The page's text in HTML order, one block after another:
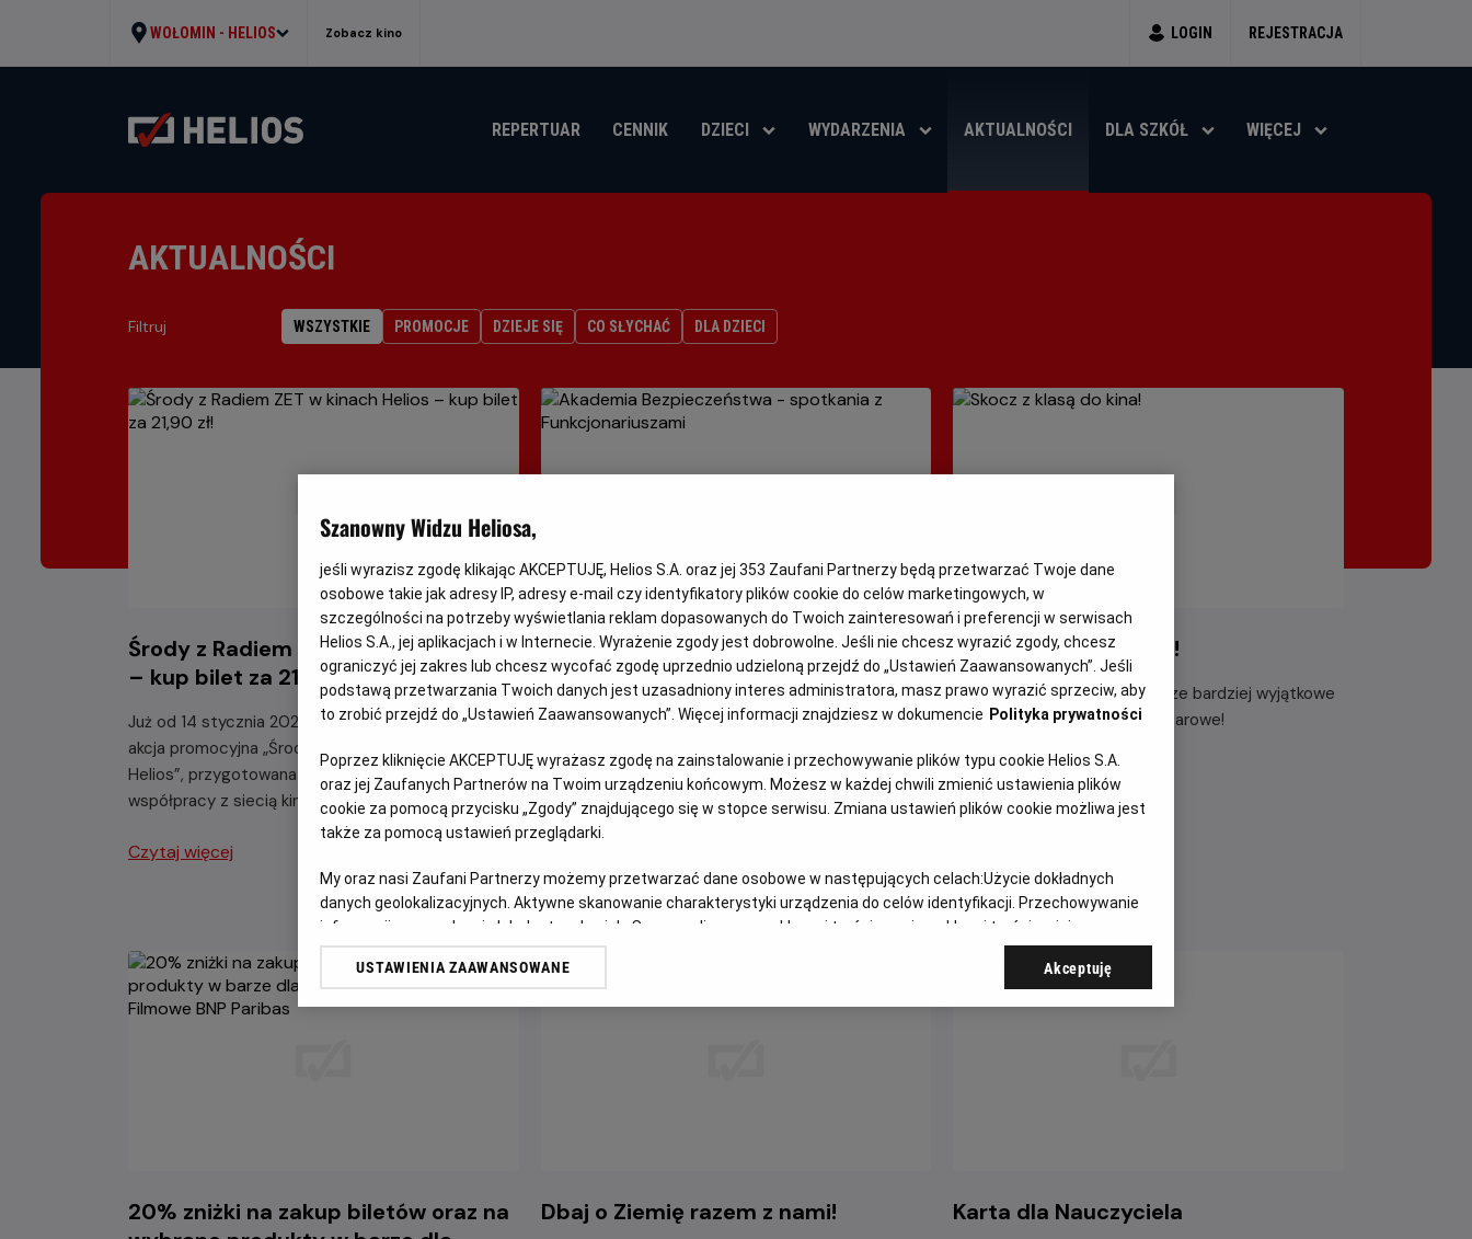
WOŁOMIN - HELIOS Zobacz kino LOGIN REJESTRACJA
REPERTUAR CENNIK DZIECI WYDARZENIA AKTUALNOŚCI DLA SZKÓŁ WIĘCEJ
AKTUALNOŚCI
Filtruj WSZYSTKIE PROMOCJE DZIEJE SIĘ CO SŁYCHAĆ DLA DZIECI
Środy z Radiem ZET w kinach Helios
– kup bilet za 21,90 zł!
Już od 14 stycznia 2026 roku rusza ogólnopolska
akcja promocyjna „Środy z Radiem ZET i Kinem
Helios”, przygotowana przez Radio ZET we
współpracy z siecią kin Helios.
Czytaj więcej
Akademia Bezpieczeństwa -
spotkania z Funkcjonariuszami
Połącz wyjście z klasą do kina z cenną lekcją o
Czytaj więcej
Skocz z klasą do kina!
Wyjście do kina z klasą jeszcze bardziej wyjątkowe
– Sprawdź szkolne zestawy barowe!
Czytaj więcej
20% zniżki na zakup biletów oraz na
Dbaj o Ziemię razem z nami! Karta dla Nauczyciela
Szanowny Widzu Heliosa,
jeśli wyrazisz zgodę klikając AKCEPTUJĘ, Helios S.A. oraz jej 353 Zaufani Partnerzy będą przetwarzać Twoje dane
osobowe takie jak adresy IP, adresy e-mail czy identyfikatory plików cookie do celów marketingowych, w
szczególności na potrzeby wyświetlania reklam dopasowanych do Twoich zainteresowań i preferencji w serwisach
Helios S.A., jej aplikacjach i w Internecie. Wyrażenie zgody jest dobrowolne. Jeśli nie chcesz wyrazić zgody, chcesz
ograniczyć jej zakres lub chcesz wycofać zgodę uprzednio udzieloną przejdź do „Ustawień Zaawansowanych”. Jeśli
podstawą przetwarzania Twoich danych jest uzasadniony interes administratora, masz prawo wyrazić sprzeciw, aby
to zrobić przejdź do „Ustawień Zaawansowanych”. Więcej informacji znajdziesz w dokumencie Polityka prywatności
Poprzez kliknięcie AKCEPTUJĘ wyrażasz zgodę na zainstalowanie i przechowywanie plików typu cookie Helios S.A.
oraz jej Zaufanych Partnerów na Twoim urządzeniu końcowym. Możesz w każdej chwili zmienić ustawienia plików
cookie za pomocą przycisku „Zgody” znajdującego się w stopce serwisu. Zmiana ustawień plików cookie możliwa jest
także za pomocą ustawień przeglądarki.
My oraz nasi Zaufani Partnerzy możemy przetwarzać dane osobowe w następujących celach:Użycie dokładnych
danych geolokalizacyjnych. Aktywne skanowanie charakterystyki urządzenia do celów identyfikacji. Przechowywanie
informacji na urządzeniu lub dostęp do nich. Spersonalizowane reklamy i treści, pomiar reklam i treści, opinie
odbiorców i ulepszanie usług.
USTAWIENIA ZAAWANSOWANE Akceptuję